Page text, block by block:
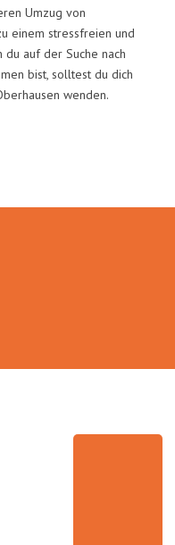
Umzug von
einem stressfreien und
du auf der Suche nach
bist, solltest du dich
wenden.